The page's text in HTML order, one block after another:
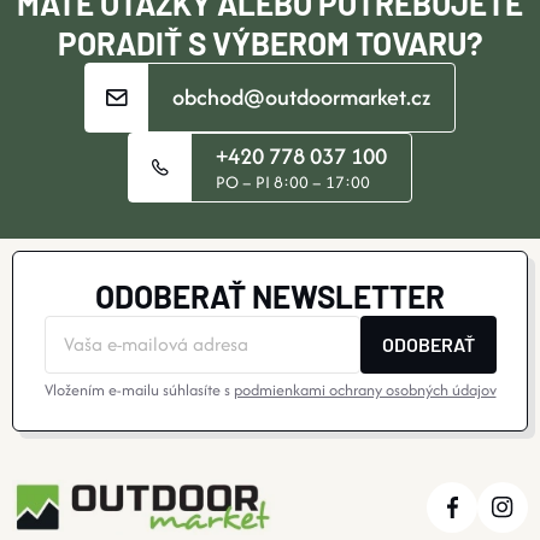
PORADIŤ S VÝBEROM TOVARU?
obchod@outdoormarket.cz
+420 778 037 100
PO – PI 8:00 – 17:00
ODOBERAŤ NEWSLETTER
ODOBERAŤ
Vložením e-mailu súhlasíte s podmienkami ochrany osobných údajov